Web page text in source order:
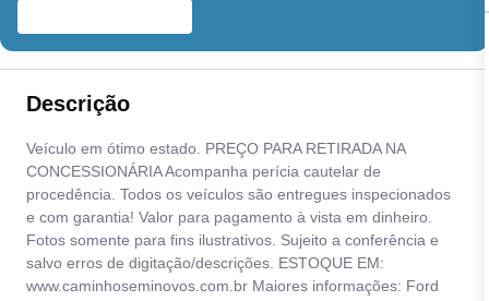
Descrição
Veículo em ótimo estado. PREÇO PARA RETIRADA NA
CONCESSIONÁRIA Acompanha perícia cautelar de
procedência. Todos os veículos são entregues inspecionados
e com garantia! Valor para pagamento à vista em dinheiro.
Fotos somente para fins ilustrativos. Sujeito a conferência e
salvo erros de digitação/descrições. ESTOQUE EM:
www.caminhoseminovos.com.br Maiores informações: Ford